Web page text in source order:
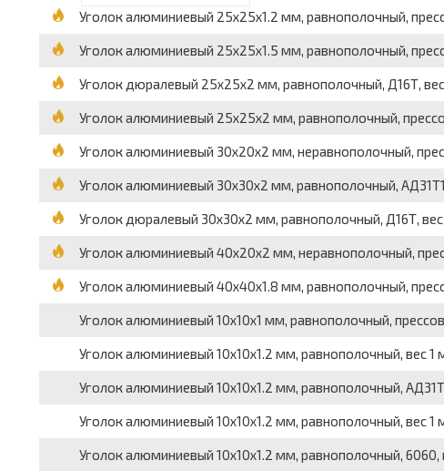
Уголок алюминиевый 25x25x1.2 мм, равнополочный,
Уголок алюминиевый 25x25x1.5 мм, равнополочный,
Уголок дюралевый 25x25x2 мм, равнополочный, Д16Т, вес
Уголок алюминиевый 25x25x2 мм, равнополочный,
Уголок алюминиевый 30x20x2 мм, неравнополочный,
Уголок алюминиевый 30x30x2 мм, равнополочный, АД31Т1,
Уголок дюралевый 30x30x2 мм, равнополочный, Д16Т, вес
Уголок алюминиевый 40x20x2 мм, неравнополочный,
Уголок алюминиевый 40x40x1.8 мм, равнополочный,
Уголок алюминиевый 10x10x1 мм, равнополочный,
Уголок алюминиевый 10x10x1.2 мм, равнополочный, вес 1
Уголок алюминиевый 10x10x1.2 мм, равнополочный,
Уголок алюминиевый 10x10x1.2 мм, равнополочный, вес 1
Уголок алюминиевый 10x10x1.2 мм, равнополочный, 6060,